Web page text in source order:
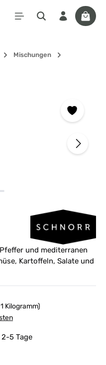
Mischungen
und mediterranen
Kartoffeln, Salate und
Kilogramm)
5 Tage